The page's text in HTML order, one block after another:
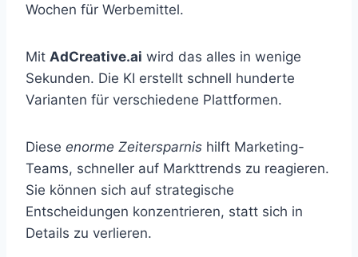
Wochen für Werbemittel.
Mit AdCreative.ai wird das alles in wenige
Sekunden. Die KI erstellt schnell hunderte
Varianten für verschiedene Plattformen.
Diese enorme Zeitersparnis hilft Marketing-
Teams, schneller auf Markttrends zu reagieren.
Sie können sich auf strategische
Entscheidungen konzentrieren, statt sich in
Details zu verlieren.